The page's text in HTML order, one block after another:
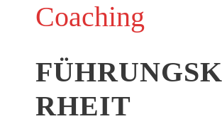
Coaching
RHEIT